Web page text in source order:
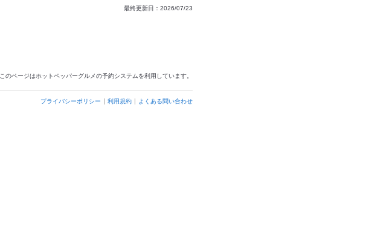
最終更新日：2026/07/23
このページはホットペッパーグルメの予約システムを利用しています。
プライバシーポリシー 利用規約 よくある問い合わせ